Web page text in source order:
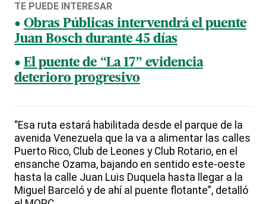
TE PUEDE INTERESAR
Obras Públicas intervendrá el puente
Juan Bosch durante 45 días
El puente de “La 17” evidencia
deterioro progresivo
“Esa ruta estará habilitada desde el parque de la
avenida Venezuela que la va a alimentar las calles
Puerto Rico, Club de Leones y Club Rotario, en el
ensanche Ozama, bajando en sentido este-oeste
hasta la calle Juan Luis Duquela hasta llegar a la
Miguel Barceló y de ahí al puente flotante”, detalló